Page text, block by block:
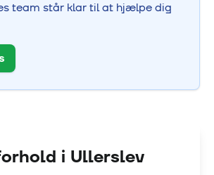
team står klar til at hjælpe dig
i Ullerslev